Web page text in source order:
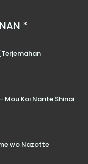
Mou Koi Nante Shinai
wo Nazotte